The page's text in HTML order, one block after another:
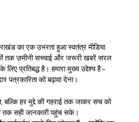
का एक उभरता हुआ स्वतंत्र मीडिया
तक ज़मीनी सच्चाई और जरूरी खबरें सरल
प्रतिबद्ध है। हमारा मुख्य उद्देश्य है –
पत्रकारिता को बढ़ावा देना।
बल्कि हर मुद्दे की गहराई तक जाकर सच को
तक सही जानकारी पहुंच सके।